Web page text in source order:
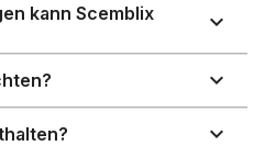
kann Scemblix